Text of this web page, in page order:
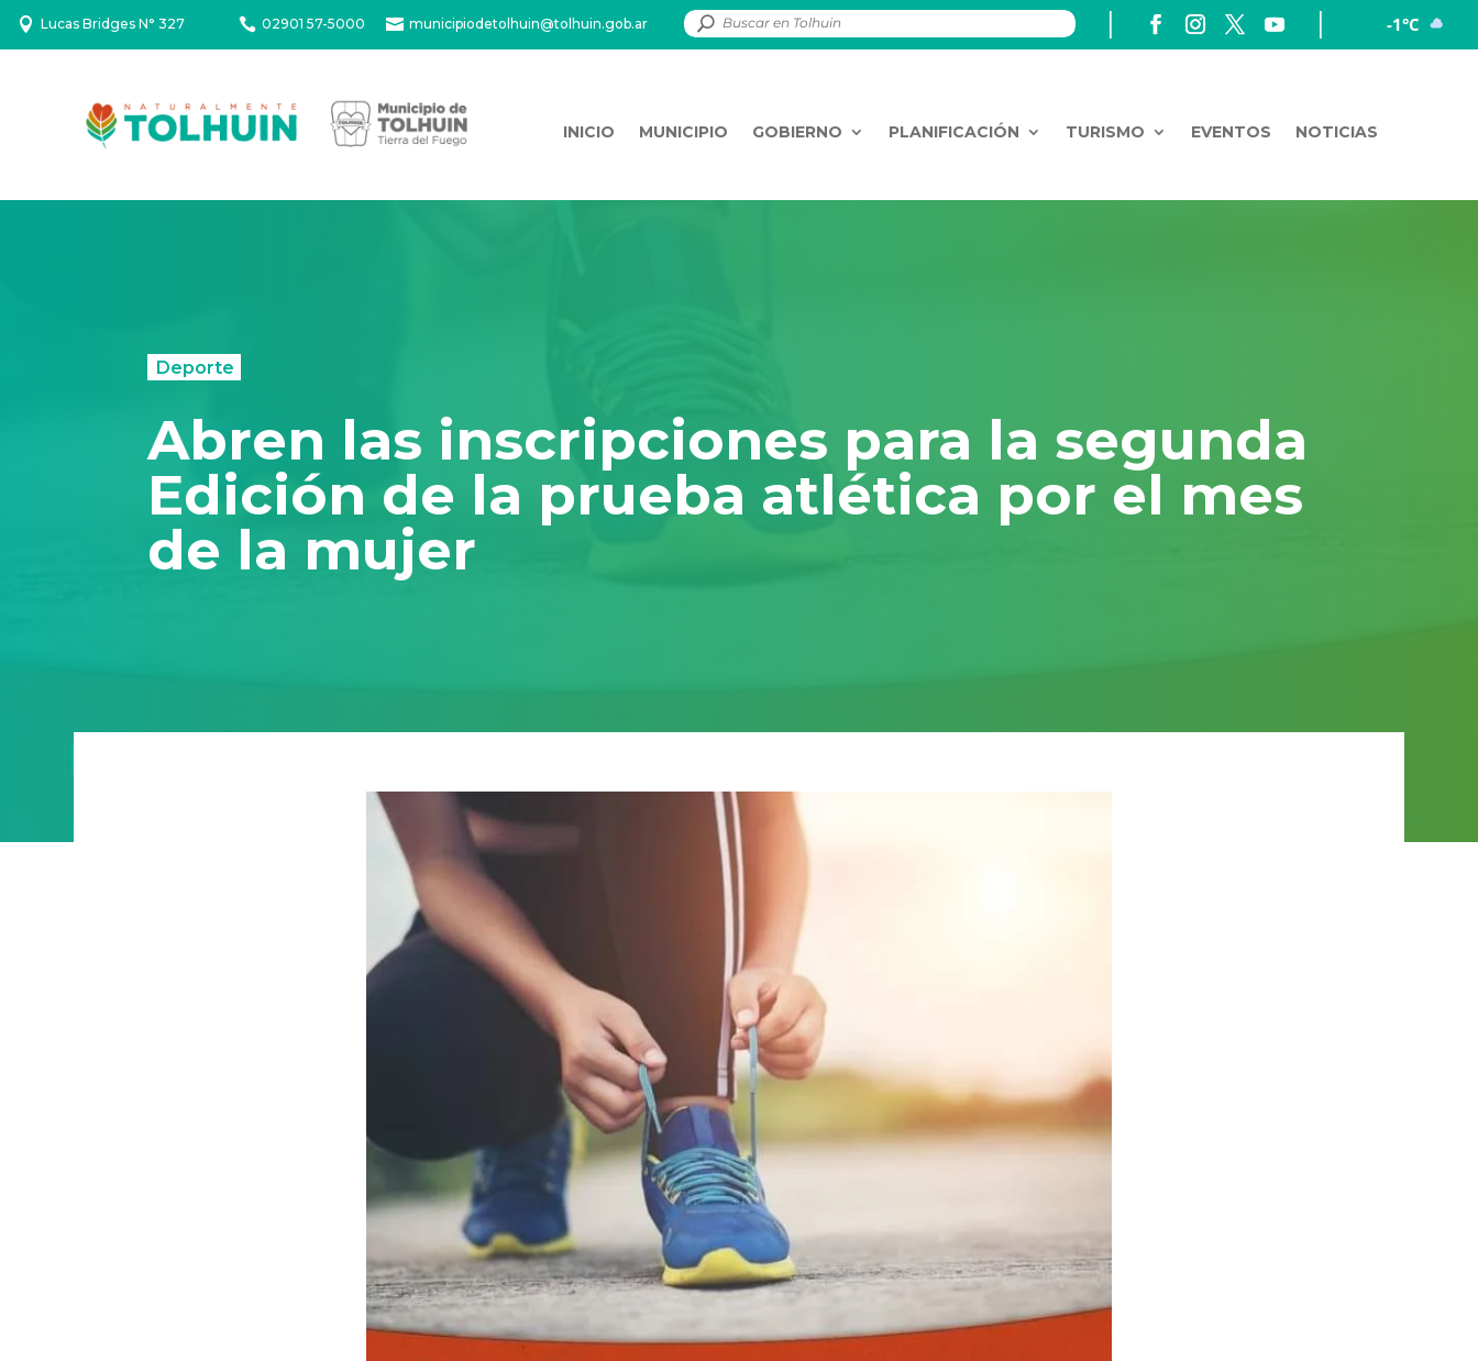
 Lucas Bridges N° 327  02901 57-5000  municipiodetolhuin@tolhuin.gob.ar -1°C
INICIO MUNICIPIO GOBIERNO PLANIFICACIÓN TURISMO EVENTOS NOTICIAS
Deporte
Abren las inscripciones para la segunda
Edición de la prueba atlética por el mes
de la mujer